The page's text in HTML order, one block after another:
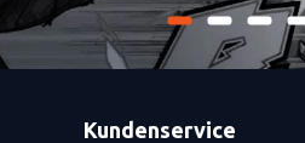
Kundenservice